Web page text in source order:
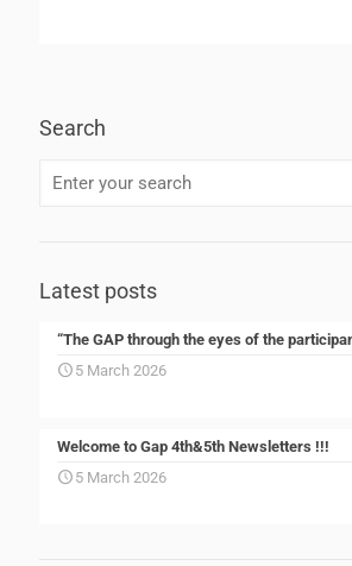
Search
Latest posts
“The GAP through the eyes of the
5 March 2026
Welcome to Gap 4th&5th Newsletters !!!
5 March 2026